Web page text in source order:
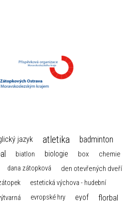
jazyk atletika badminton
biatlon biologie box chemie
dana zátopková den otevřených dveří
estetická výchova - hudební
evropské hry eyof florbal